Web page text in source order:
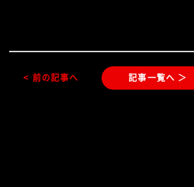
< 前の記事へ 記事一覧へ ＞